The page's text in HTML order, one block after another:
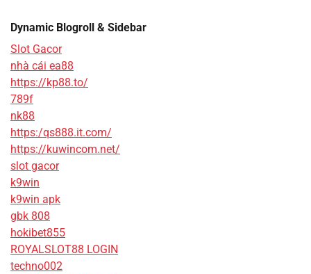
Dynamic Blogroll & Sidebar
Slot Gacor
nhà cái ea88
https://kp88.to/
789f
nk88
https:/qs888.it.com/
https://kuwincom.net/
slot gacor
k9win
k9win apk
gbk 808
hokibet855
ROYALSLOT88 LOGIN
techno002